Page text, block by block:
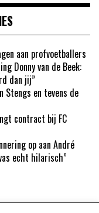
aan profvoetballers
Donny van de Beek:
dan jij”
Stengs en tevens de
contract bij FC
op aan André
echt hilarisch”